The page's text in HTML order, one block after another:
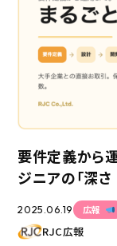
要件定義から
ジニアの「深さ
2025.06.19 広報
RJC広報